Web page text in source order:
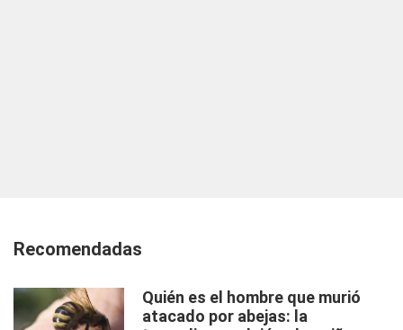
Recomendadas
Quién es el hombre que murió
atacado por abejas: la